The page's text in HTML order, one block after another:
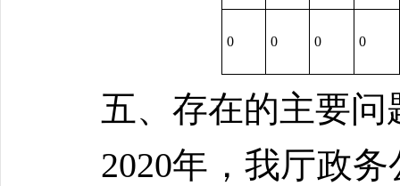
0 0 0 0
五、存在的主要问
2020年，我厅政